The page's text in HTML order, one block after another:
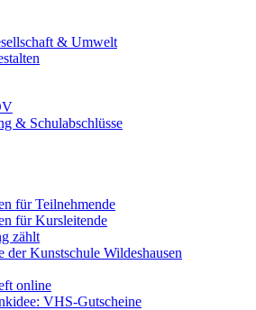
& Umwelt
& Schulabschlüsse
für Teilnehmende
für Kursleitende
zählt
der Kunstschule Wildeshausen
online
VHS-Gutscheine